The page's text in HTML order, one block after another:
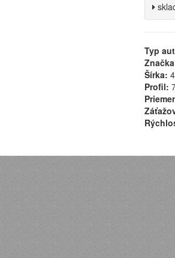
Typ
Šírka:
Profil: